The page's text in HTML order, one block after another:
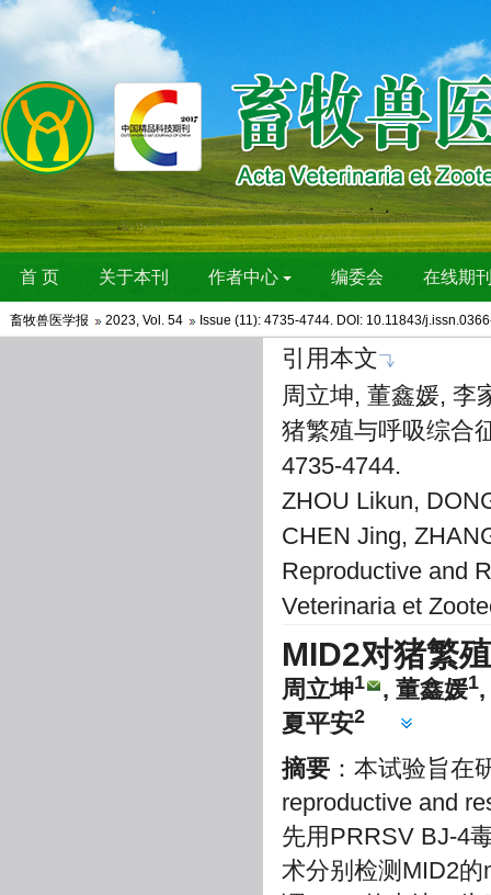
畜牧兽医学报 2023, Vol. 54 Issue (11): 4735-4744. DOI: 10.11843/
引用本文
周立坤, 董鑫媛, 李
猪繁殖与呼吸综合
4735-4744.
ZHOU Likun,
CHEN Jing,
Reproductive and
Veterinaria et
MID2对猪繁
周立坤1 , 董鑫媛1
夏平安2
摘要 ：本试验旨在
reproductive and
先用PRRSV BJ-4
术分别检测MID2